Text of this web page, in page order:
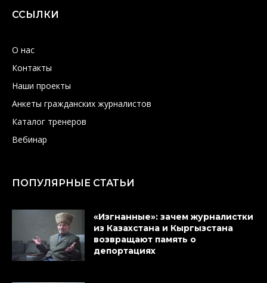
ССЫЛКИ
О нас
Контакты
Наши проекты
Анкеты гражданских журналистов
Каталог тренеров
Вебинар
ПОПУЛЯРНЫЕ СТАТЬИ
«Изгнанные»: зачем журналистки
из Казахстана и Кыргызстана
возвращают память о
депортациях